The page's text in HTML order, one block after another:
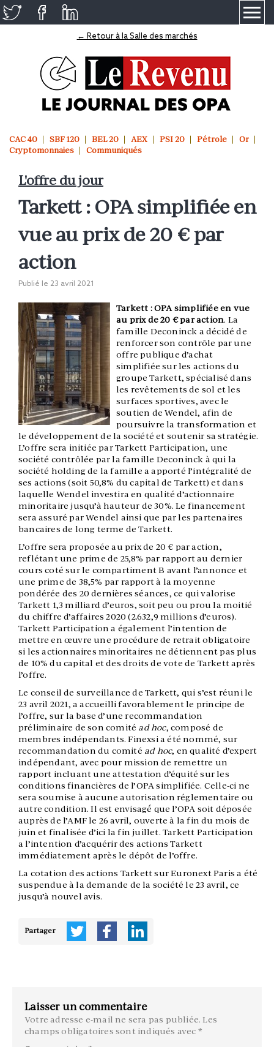
← Retour à la Salle des marchés
CAC 40 SBF 120 BEL 20 AEX PSI 20 Pétrole
Or
Cryptomonnaies
Communiqués
L'offre du jour
Tarkett : OPA simplifiée en
vue au prix de 20 € par
action
Publié le 23 avril 2021
Tarkett : OPA simplifiée en vue
au prix de 20 € par action. La
famille Deconinck a décidé de
renforcer son contrôle par une
offre publique d’achat
simplifiée sur les actions du
groupe Tarkett, spécialisé dans
les revêtements de sol et les
surfaces sportives, avec le
soutien de Wendel, afin de
poursuivre la transformation et
le développement de la société et soutenir sa stratégie.
L’offre sera initiée par Tarkett Participation, une
société contrôlée par la famille Deconinck à qui la
société holding de la famille a apporté l’intégralité de
ses actions (soit 50,8% du capital de Tarkett) et dans
laquelle Wendel investira en qualité d’actionnaire
minoritaire jusqu’à hauteur de 30%. Le financement
sera assuré par Wendel ainsi que par les partenaires
bancaires de long terme de Tarkett.
L’offre sera proposée au prix de 20 € par action,
reflétant une prime de 25,8% par rapport au dernier
cours coté sur le compartiment B avant l’annonce et
une prime de 38,5% par rapport à la moyenne
pondérée des 20 dernières séances, ce qui valorise
Tarkett 1,3 milliard d’euros, soit peu ou prou la moitié
du chiffre d’affaires 2020 (2.632,9 millions d’euros).
Tarkett Participation a également l’intention de
mettre en œuvre une procédure de retrait obligatoire
si les actionnaires minoritaires ne détiennent pas plus
de 10% du capital et des droits de vote de Tarkett après
l’offre.
Le conseil de surveillance de Tarkett, qui s’est réuni le
23 avril 2021, a accueilli favorablement le principe de
l’offre, sur la base d’une recommandation
préliminaire de son comité ad hoc, composé de
membres indépendants. Finexsi a été nommé, sur
recommandation du comité ad hoc, en qualité d’expert
indépendant, avec pour mission de remettre un
rapport incluant une attestation d’équité sur les
conditions financières de l’OPA simplifiée. Celle-ci ne
sera soumise à aucune autorisation réglementaire ou
autre condition. Il est envisagé́ que l’OPA soit déposée
auprès de l’AMF le 26 avril, ouverte à la fin du mois de
juin et finalisée d’ici la fin juillet. Tarkett Participation
a l’intention d’acquérir des actions Tarkett
immédiatement après le dépôt de l’offre.
La cotation des actions Tarkett sur Euronext Paris a été
suspendue à la demande de la société le 23 avril, ce
jusqu’à nouvel avis.
Partager
Laisser un commentaire
Votre adresse e-mail ne sera pas publiée. Les
champs obligatoires sont indiqués avec *